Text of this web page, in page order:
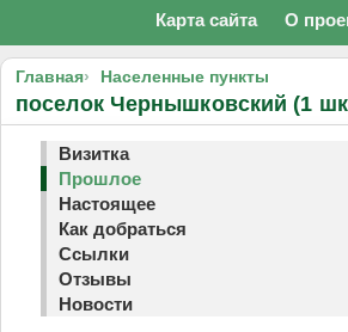
Карта сайта О
Главная Населенные пункты
поселок Чернышковский (1
Визитка
Прошлое
Настоящее
Как добраться
Ссылки
Отзывы
Новости